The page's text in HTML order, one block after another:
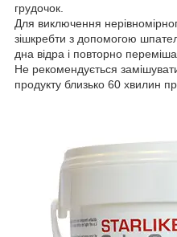
грудочок.
Для виключення
зішкребти з допомогою
дна відра і повторно
Не рекомендується
продукту близько 60 хвилин